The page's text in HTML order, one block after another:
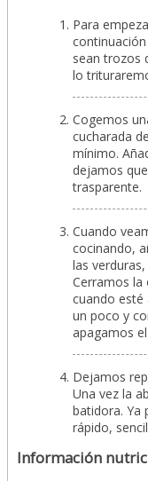
Para
sean trozos
lo
Cogemos
cucharada
mínimo.
dejamos
trasparente.
Cuando
cocinando,
las
Cerramos
cuando
un poco y
apagamos
Dejamos
Una vez la
batidora. Ya
rápido,
Información